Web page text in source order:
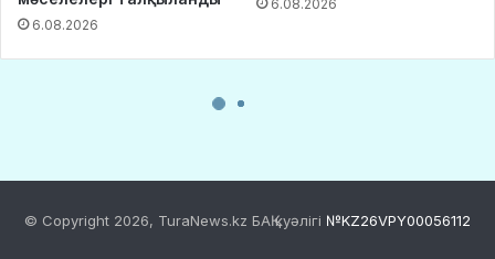
© Copyright 2026, TuraNews.kz БАҚ куәлігі №KZ26VPY00056112